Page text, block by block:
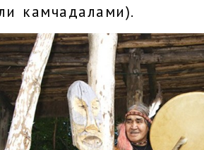
камчадалами).